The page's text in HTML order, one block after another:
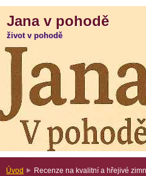
Jana v pohodě
Jana v pohodě
život v pohodě
život v pohodě
Úvod Recenze na kvalitní a hřejivé